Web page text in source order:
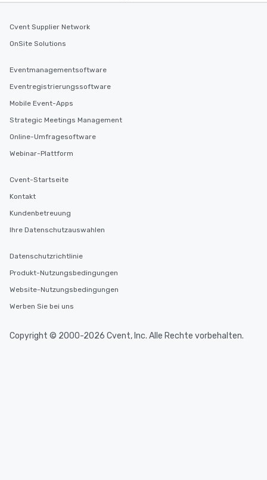
Cvent Supplier Network
OnSite Solutions
Eventmanagementsoftware
Eventregistrierungssoftware
Mobile Event-Apps
Strategic Meetings Management
Online-Umfragesoftware
Webinar-Plattform
Cvent-Startseite
Kontakt
Kundenbetreuung
Ihre Datenschutzauswahlen
Datenschutzrichtlinie
Produkt-Nutzungsbedingungen
Website-Nutzungsbedingungen
Werben Sie bei uns
Copyright © 2000-2026 Cvent, Inc. Alle Rechte vorbehalten.